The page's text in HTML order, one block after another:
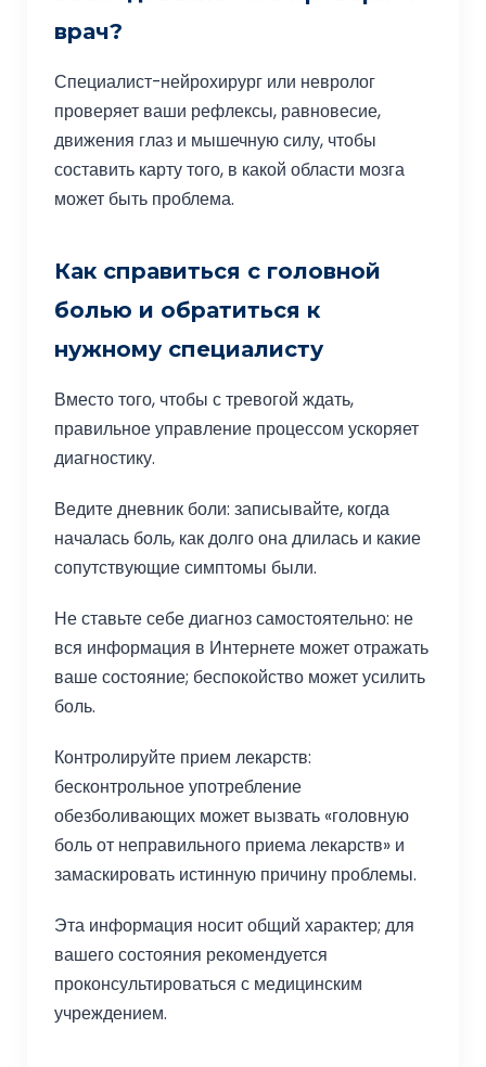
врач?
Специалист-нейрохирург или невролог
проверяет ваши рефлексы, равновесие,
движения глаз и мышечную силу, чтобы
составить карту того, в какой области мозга
может быть проблема.
Как справиться с головной
болью и обратиться к
нужному специалисту
Вместо того, чтобы с тревогой ждать,
правильное управление процессом ускоряет
диагностику.
Ведите дневник боли: записывайте, когда
началась боль, как долго она длилась и какие
сопутствующие симптомы были.
Не ставьте себе диагноз самостоятельно: не
вся информация в Интернете может отражать
ваше состояние; беспокойство может усилить
боль.
Контролируйте прием лекарств:
бесконтрольное употребление
обезболивающих может вызвать «головную
боль от неправильного приема лекарств» и
замаскировать истинную причину проблемы.
Эта информация носит общий характер; для
вашего состояния рекомендуется
проконсультироваться с медицинским
учреждением.